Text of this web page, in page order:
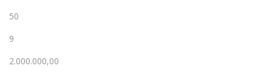
50
9
2.000.000,00